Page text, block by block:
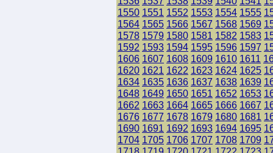
1550 1551 1552 1553 1554 1555
1564 1565 1566 1567 1568 1569
1578 1579 1580 1581 1582 1583
1592 1593 1594 1595 1596 1597
1606 1607 1608 1609 1610 1611
1620 1621 1622 1623 1624 1625
1634 1635 1636 1637 1638 1639
1648 1649 1650 1651 1652 1653
1662 1663 1664 1665 1666 1667
1676 1677 1678 1679 1680 1681
1690 1691 1692 1693 1694 1695
1704 1705 1706 1707 1708 1709